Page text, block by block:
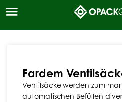
Fardem
Ventilsäcke werden zum
automatischen Befüllen